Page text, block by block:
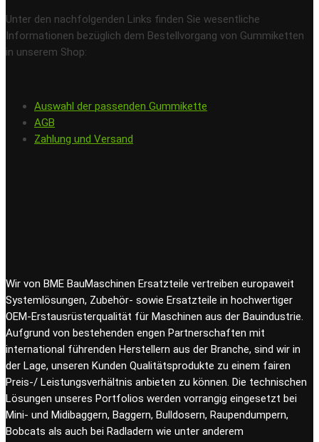
Unter den nachfolgenden Links finden Sie wesentliche
Informationen bezüglich dem Bestellvorgang von Gummiketten
in unserem Shop:
Auswahl der passenden Gummikette
AGB
Zahlung und Versand
Wir von BME BauMaschinen Ersatzteile vertreiben europaweit
Systemlösungen, Zubehör- sowie Ersatzteile in hochwertiger
OEM-Erstausrüsterqualität für Maschinen aus der Bauindustrie.
Aufgrund von bestehenden engen Partnerschaften mit
international führenden Herstellern aus der Branche, sind wir in
der Lage, unseren Kunden Qualitätsprodukte zu einem fairen
Preis-/ Leistungsverhältnis anbieten zu können. Die technischen
Lösungen unseres Portfolios werden vorrangig eingesetzt bei
Mini- und Midibaggern, Baggern, Bulldosern, Raupendumpern,
Bobcats als auch bei Radladern wie unter anderem